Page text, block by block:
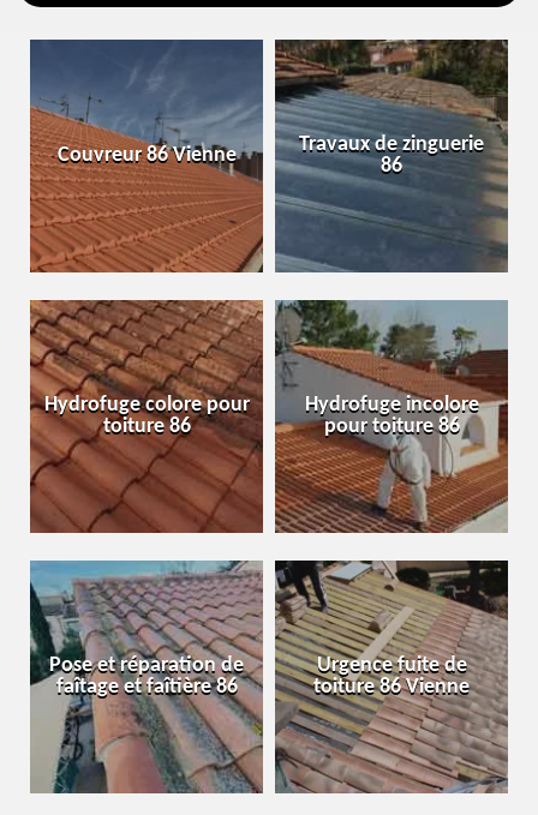
Couvreur 86 Vienne
Travaux de zinguerie
86
Hydrofuge colore pour
toiture 86
Hydrofuge incolore
pour toiture 86
Pose et réparation de
faîtage et faîtière 86
Urgence fuite de
toiture 86 Vienne